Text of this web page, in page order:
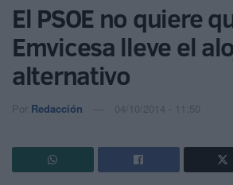
El PSOE no quiere
Emvicesa lleve el
alternativo
Por Redacción 04/10/2014 - 11:50